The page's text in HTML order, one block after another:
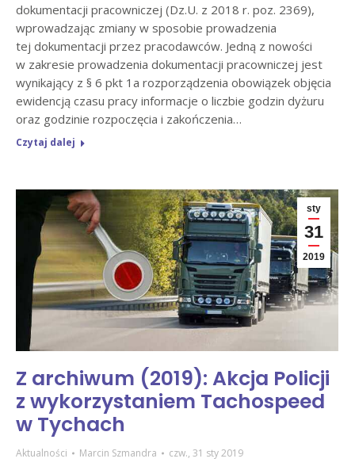
dokumentacji pracowniczej (Dz.U. z 2018 r. poz. 2369),
wprowadzając zmiany w sposobie prowadzenia
tej dokumentacji przez pracodawców. Jedną z nowości
w zakresie prowadzenia dokumentacji pracowniczej jest
wynikający z § 6 pkt 1a rozporządzenia obowiązek objęcia
ewidencją czasu pracy informacje o liczbie godzin dyżuru
oraz godzinie rozpoczęcia i zakończenia…
Czytaj dalej
sty
31
2019
Z archiwum (2019): Akcja Policji
z wykorzystaniem Tachospeed
w Tychach
Aktualności Marcin Szmandra czw., 31 sty 2019